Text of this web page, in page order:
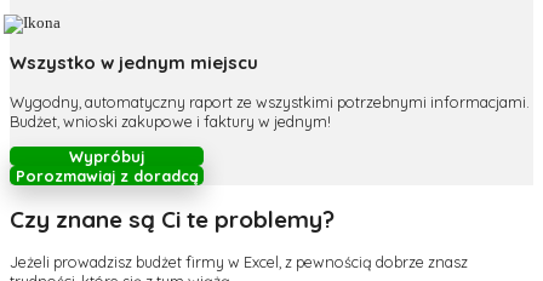
Wszystko w jednym miejscu
Wygodny, automatyczny raport ze wszystkimi potrzebnymi informacjami.
Budżet, wnioski zakupowe i faktury w jednym!
Wypróbuj
Porozmawiaj z doradcą
Czy znane są Ci te problemy?
Jeżeli prowadzisz budżet firmy w Excel, z pewnością dobrze znasz